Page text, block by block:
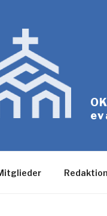
Redaktion